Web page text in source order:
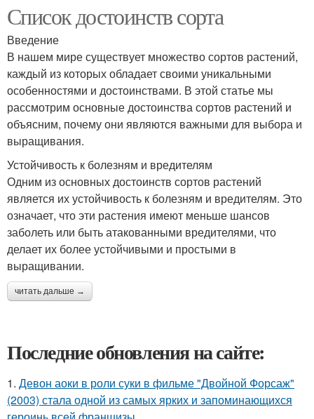
Список достоинств сорта
Введение
В нашем мире существует множество сортов растений,
каждый из которых обладает своими уникальными
особенностями и достоинствами. В этой статье мы
рассмотрим основные достоинства сортов растений и
объясним, почему они являются важными для выбора и
выращивания.
Устойчивость к болезням и вредителям
Одним из основных достоинств сортов растений
является их устойчивость к болезням и вредителям. Это
означает, что эти растения имеют меньше шансов
заболеть или быть атакованными вредителями, что
делает их более устойчивыми и простыми в
выращивании.
читать дальше →
Последние обновления на сайте:
1. Девон аоки в роли суки в фильме "Двойной Форсаж"
(2003) стала одной из самых ярких и запоминающихся